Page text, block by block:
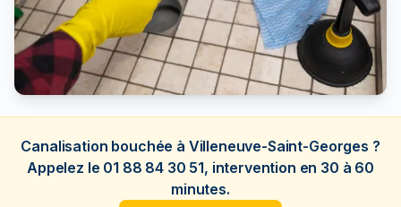
Canalisation bouchée à Villeneuve-Saint-Georges ?
Appelez le 01 88 84 30 51, intervention en 30 à 60
minutes.